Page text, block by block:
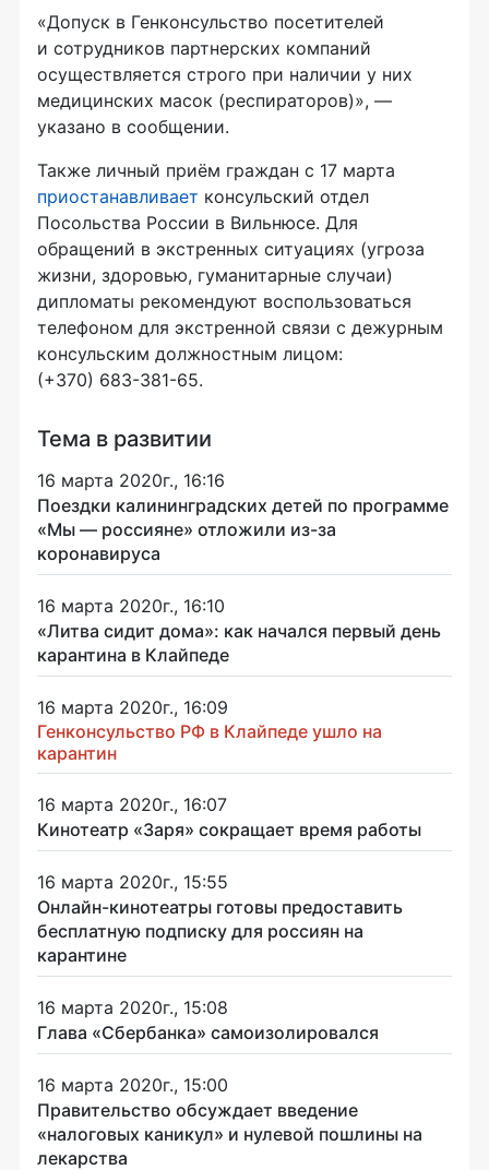
«Допуск в Генконсульство посетителей
и сотрудников партнерских компаний
осуществляется строго при наличии у них
медицинских масок (респираторов)», —
указано в сообщении.
Также личный приём граждан с 17 марта
приостанавливает консульский отдел
Посольства России в Вильнюсе. Для
обращений в экстренных ситуациях (угроза
жизни, здоровью, гуманитарные случаи)
дипломаты рекомендуют воспользоваться
телефоном для экстренной связи с дежурным
консульским должностным лицом:
(+370) 683-381-65.
Тема в развитии
16 марта 2020г., 16:16
Поездки калининградских детей по программе
«Мы — россияне» отложили из-за
коронавируса
16 марта 2020г., 16:10
«Литва сидит дома»: как начался первый день
карантина в Клайпеде
16 марта 2020г., 16:09
Генконсульство РФ в Клайпеде ушло на
карантин
16 марта 2020г., 16:07
Кинотеатр «Заря» сокращает время работы
16 марта 2020г., 15:55
Онлайн-кинотеатры готовы предоставить
бесплатную подписку для россиян на
карантине
16 марта 2020г., 15:08
Глава «Сбербанка» самоизолировался
16 марта 2020г., 15:00
Правительство обсуждает введение
«налоговых каникул» и нулевой пошлины на
лекарства